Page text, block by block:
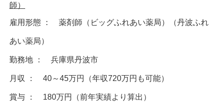
師）
雇用形態 ： 薬剤師（ビッグふれあい薬局）（丹波ふれ
あい薬局）
勤務地 ： 兵庫県丹波市
月収 ： 40～45万円（年収720万円も可能）
賞与 ： 180万円（前年実績より算出）